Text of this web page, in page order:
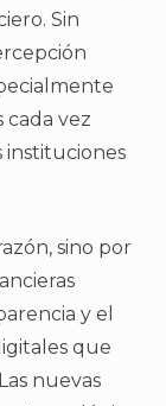
Sin
cada vez
instituciones
sino por
y el
que
nuevas